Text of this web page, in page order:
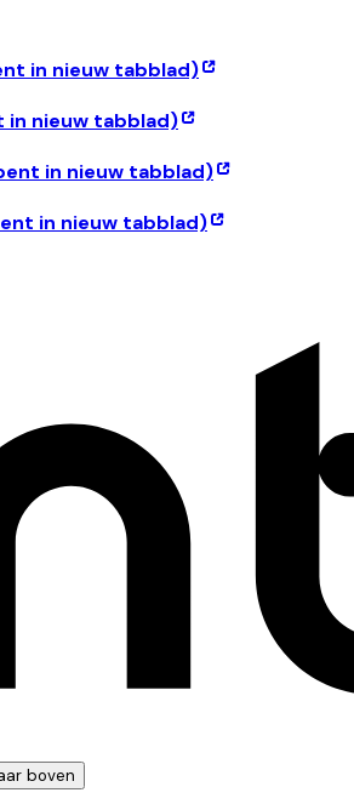
in nieuw tabblad)
in nieuw tabblad)
in nieuw tabblad)
in nieuw tabblad)
boven